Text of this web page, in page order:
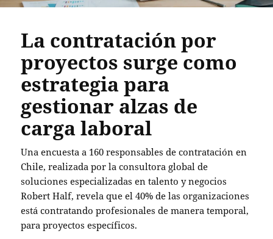
La contratación por
proyectos surge como
estrategia para
gestionar alzas de
carga laboral
Una encuesta a 160 responsables de contratación en
Chile, realizada por la consultora global de
soluciones especializadas en talento y negocios
Robert Half, revela que el 40% de las organizaciones
está contratando profesionales de manera temporal,
para proyectos específicos.